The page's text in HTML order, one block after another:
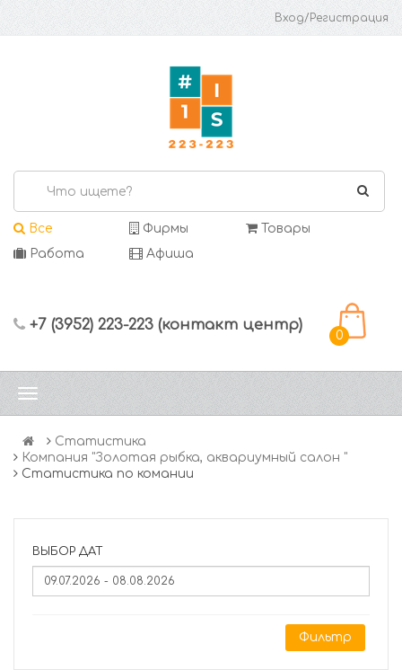
Вход/Регистрация
Все Фирмы
Товары
Работа
Афиша
+7 (3952) 223-223 (контакт центр)
0
Статистика
Компания "Золотая рыбка, аквариумный салон "
Статистика по комании
ВЫБОР ДАТ
Фильтр